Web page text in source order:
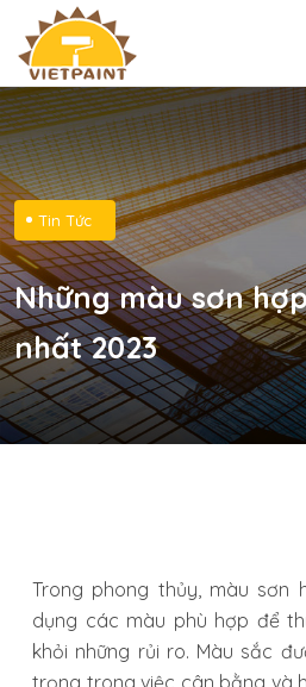
Tin Tức
Những màu sơn
nhất 2023
Trong phong thủy, màu sơn
dụng các màu phù hợp để
khỏi những rủi ro. Màu sắc